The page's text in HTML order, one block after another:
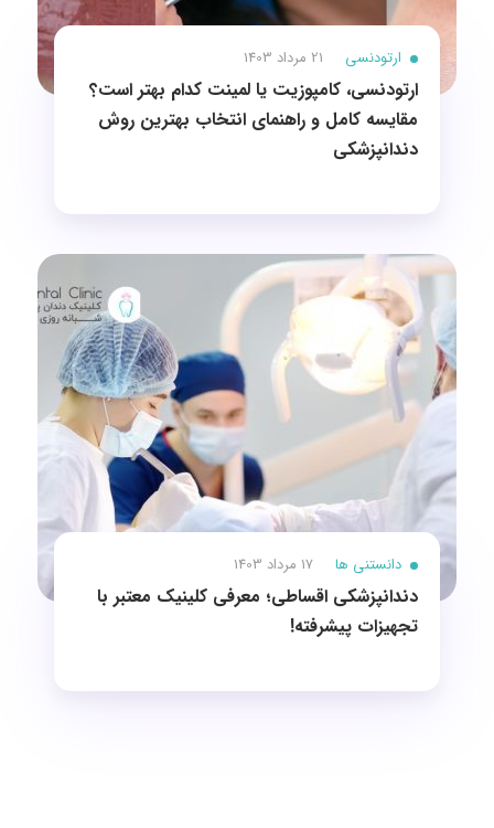
ارتودنسی 21 مرداد 1403
ارتودنسی، کامپوزیت یا لمینت کدام بهتر است؟
مقایسه کامل و راهنمای انتخاب بهترین روش
دندانپزشکی
دانستنی ها 17 مرداد 1403
دندانپزشکی اقساطی؛ معرفی کلینیک معتبر با
تجهیزات پیشرفته!